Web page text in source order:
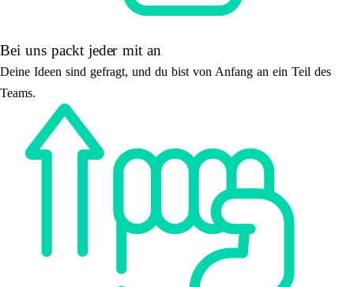
Bei uns packt jeder mit an
Deine Ideen sind gefragt, und du bist von Anfang an ein Teil des
Teams.